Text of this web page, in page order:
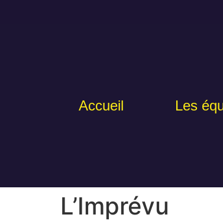
Accueil Les
L’Imprévu